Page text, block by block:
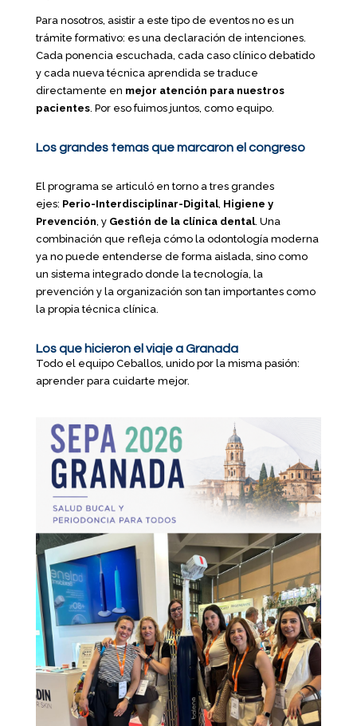
Para nosotros, asistir a este tipo de eventos no es un
trámite formativo: es una declaración de intenciones.
Cada ponencia escuchada, cada caso clínico debatido
y cada nueva técnica aprendida se traduce
directamente en mejor atención para nuestros
pacientes. Por eso fuimos juntos, como equipo.
Los grandes temas que marcaron el congreso
El programa se articuló en torno a tres grandes
ejes: Perio-Interdisciplinar-Digital, Higiene y
Prevención, y Gestión de la clínica dental. Una
combinación que refleja cómo la odontología moderna
ya no puede entenderse de forma aislada, sino como
un sistema integrado donde la tecnología, la
prevención y la organización son tan importantes como
la propia técnica clínica.
Los que hicieron el viaje a Granada
Todo el equipo Ceballos, unido por la misma pasión:
aprender para cuidarte mejor.